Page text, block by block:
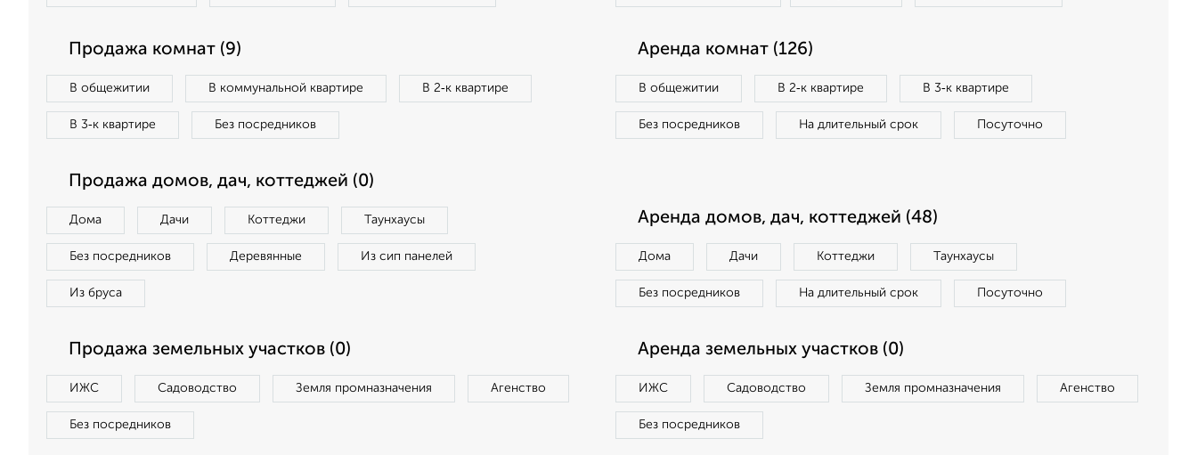
Продажа комнат (9)
В общежитии В коммунальной квартире В 2‑к квартире
В 3‑к квартире Без посредников
Аренда комнат (126)
В общежитии В 2‑к квартире В 3‑к квартире
Без посредников На длительный срок Посуточно
Продажа домов, дач, коттеджей (0)
Дома Дачи Коттеджи Таунхаусы
Без посредников Деревянные Из сип панелей
Из бруса
Аренда домов, дач, коттеджей (48)
Дома Дачи Коттеджи Таунхаусы
Без посредников На длительный срок Посуточно
Продажа земельных участков (0)
ИЖС Садоводство Земля промназначения Агенство
Без посредников
Аренда земельных участков (0)
ИЖС Садоводство Земля промназначения Агенство
Без посредников